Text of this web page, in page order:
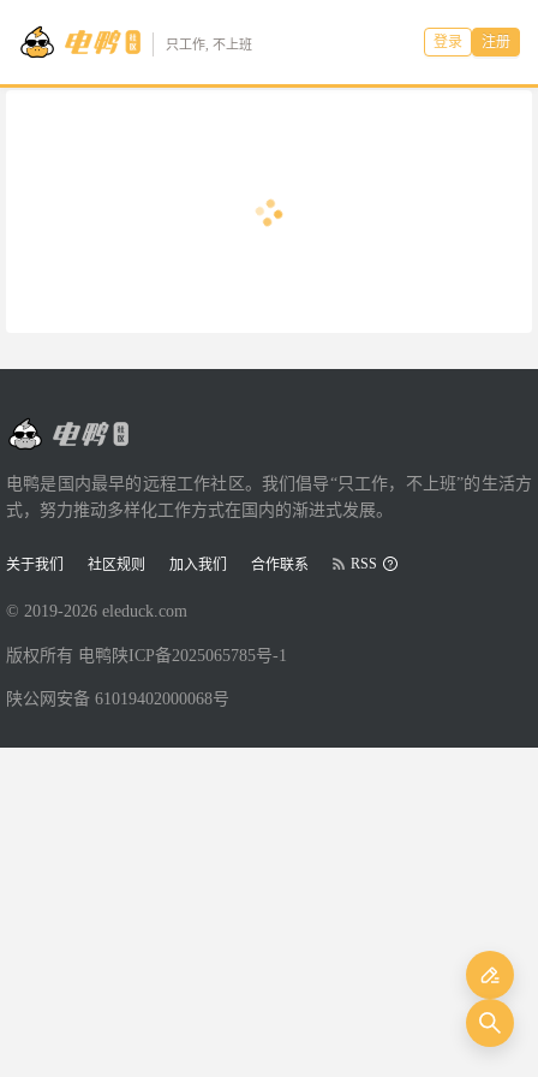
只工作, 不上班 登录 注册
电鸭是国内最早的远程工作社区。我们倡导“只工作，不上班”的生活方
式，努力推动多样化工作方式在国内的渐进式发展。
关于我们 社区规则 加入我们 合作联系 RSS
© 2019-2026 eleduck.com
版权所有 电鸭 陕ICP备2025065785号-1
陕公网安备 61019402000068号